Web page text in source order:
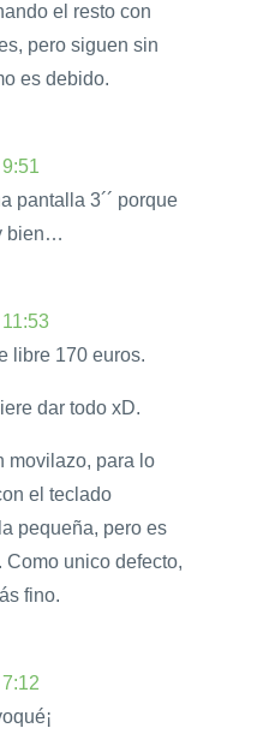
el resto con
pero siguen sin
es debido.
pantalla 3´´ porque
bien…
libre 170 euros.
dar todo xD.
movilazo, para lo
el teclado
pequeña, pero es
unico defecto,
fino.